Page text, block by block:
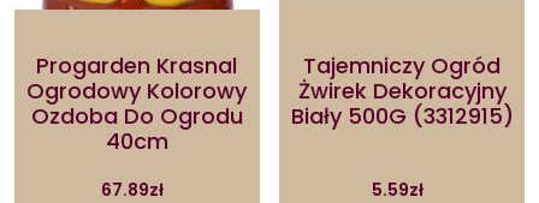
Progarden Krasnal
Ogrodowy Kolorowy
Ozdoba Do Ogrodu
40cm
67.89zł
Tajemniczy Ogród
Żwirek Dekoracyjny
Biały 500G (3312915)
5.59zł